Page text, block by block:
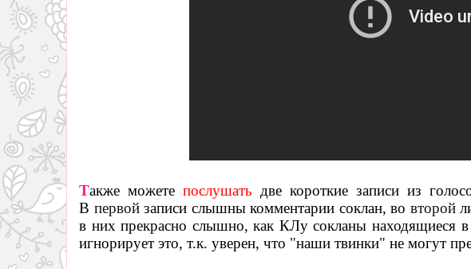
Также можете послушать две короткие записи из
В первой записи слышны комментарии соклан, во второй
в них прекрасно слышно, как КЛу сокланы находящиеся
игнорирует это, т.к. уверен, что "наши твинки" не могут